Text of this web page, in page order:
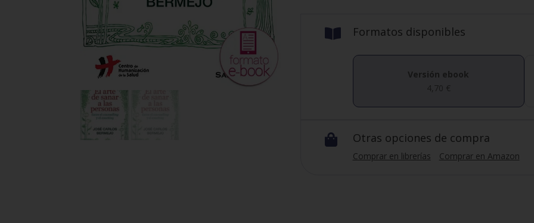
 Formatos disponibles
Versión ebook
4,70 €
 Otras opciones de compra
Comprar en librerías Comprar en Amazon